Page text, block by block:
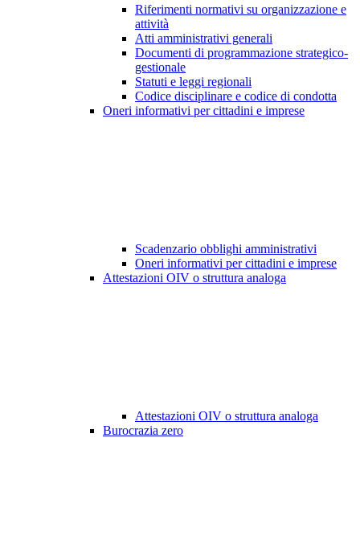
Riferimenti normativi su organizzazione e
attività
Atti amministrativi generali
Documenti di programmazione strategico-
gestionale
Statuti e leggi regionali
Codice disciplinare e codice di condotta
Oneri informativi per cittadini e imprese
Scadenzario obblighi amministrativi
Oneri informativi per cittadini e imprese
Attestazioni OIV o struttura analoga
Attestazioni OIV o struttura analoga
Burocrazia zero